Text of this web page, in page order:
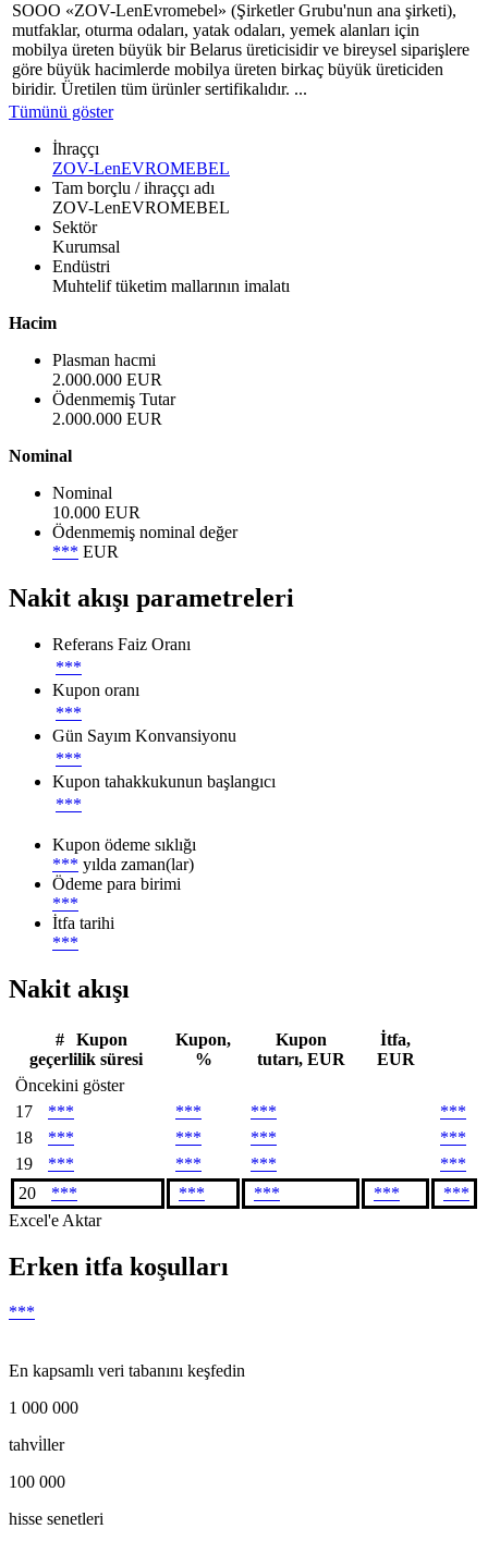
SOOO «ZOV-LenEvromebel» (Şirketler Grubu'nun ana şirketi),
mutfaklar, oturma odaları, yatak odaları, yemek alanları için
mobilya üreten büyük bir Belarus üreticisidir ve bireysel siparişlere
göre büyük hacimlerde mobilya üreten birkaç büyük üreticiden
biridir. Üretilen tüm ürünler sertifikalıdır. ...
Tümünü göster
İhraççı
ZOV-LenEVROMEBEL
Tam borçlu / ihraççı adı
ZOV-LenEVROMEBEL
Sektör
Kurumsal
Endüstri
Muhtelif tüketim mallarının imalatı
Hacim
Plasman hacmi
2.000.000 EUR
Ödenmemiş Tutar
2.000.000 EUR
Nominal
Nominal
10.000 EUR
Ödenmemiş nominal değer
*** EUR
Nakit akışı parametreleri
Referans Faiz Oranı
***
Kupon oranı
***
Gün Sayım Konvansiyonu
***
Kupon tahakkukunun başlangıcı
***
Kupon ödeme sıklığı
*** yılda zaman(lar)
Ödeme para birimi
***
İtfa tarihi
***
Nakit akışı
#
Kupon
geçerlilik süresi
Kupon,
%
Kupon
tutarı, EUR
İtfa,
EUR
Öncekini göster
17
*** *** ***
***
18
*** *** ***
***
19
*** *** ***
***
20
*** *** *** ***
***
Excel'e Aktar
Erken itfa koşulları
***
En kapsamlı veri tabanını keşfedin
1 000 000
tahvi̇ller
100 000
hisse senetleri